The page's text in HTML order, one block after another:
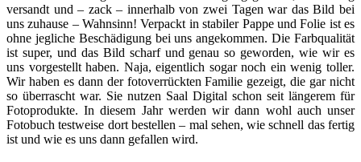
versandt und – zack – innerhalb von zwei Tagen war das Bild bei
uns zuhause – Wahnsinn! Verpackt in stabiler Pappe und Folie ist es
ohne jegliche Beschädigung bei uns angekommen. Die Farbqualität
ist super, und das Bild scharf und genau so geworden, wie wir es
uns vorgestellt haben. Naja, eigentlich sogar noch ein wenig toller.
Wir haben es dann der fotoverrückten Familie gezeigt, die gar nicht
so überrascht war. Sie nutzen Saal Digital schon seit längerem für
Fotoprodukte. In diesem Jahr werden wir dann wohl auch unser
Fotobuch testweise dort bestellen – mal sehen, wie schnell das fertig
ist und wie es uns dann gefallen wird.